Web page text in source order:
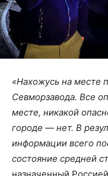
«Нахожусь на месте
Севморзавода. Все
месте, никакой
городе — нет. В
информации всего
состояние средней